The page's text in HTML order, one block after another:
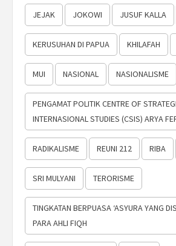
JEJAK JOKOWI JUSUF KALLA
KERUSUHAN DI PAPUA KHILAFAH
MUI NASIONAL NASIONALISME
PENGAMAT POLITIK CENTRE OF
INTERNASIONAL STUDIES (CSIS) ARYA
RADIKALISME REUNI 212 RIBA
SRI MULYANI TERORISME
TINGKATAN BERPUASA ‘ASYURA YANG
PARA AHLI FIQH